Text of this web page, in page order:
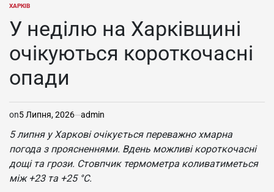
ОПУБЛІКУВАТИ
ХАРКІВ
У неділю на Харківщині
очікуються короткочасні
опади
on5 Липня, 2026 admin
5 липня у Харкові очікується переважно хмарна
погода з проясненнями. Вдень можливі короткочасні
дощі та грози. Стовпчик термометра коливатиметься
між +23 та +25 °C.